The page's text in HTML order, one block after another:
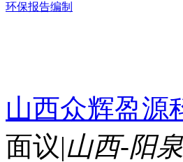
环保报告编制
山西众辉盈源
面议|山西-阳泉